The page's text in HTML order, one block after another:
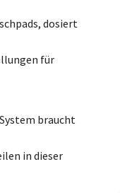
dosiert
für
braucht
in dieser